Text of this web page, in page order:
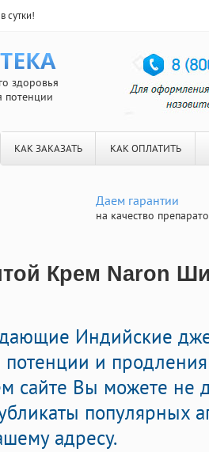
сутки!
здоровья
потенции
КАК ЗАКАЗАТЬ КАК ОПЛАТИТЬ
Даем гарантии
на качество
Крем Naron
Индийские
и
сайте Вы можете не
популярных
адресу.